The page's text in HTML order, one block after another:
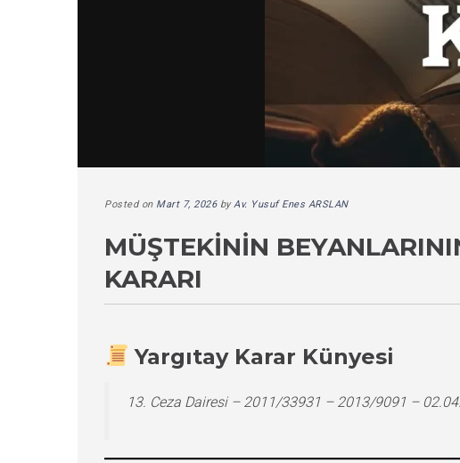
Posted on Mart 7, 2026byAv. Yusuf Enes ARSLAN
MÜŞTEKININ
KARARI
Yargıtay Karar Künyesi
13. Ceza Dairesi – 2011/33931 – 2013/9091 –